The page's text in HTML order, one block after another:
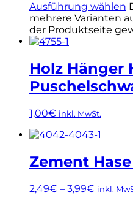
Ausführung wählen
mehrere Varianten
der Produktseite
Holz Hänger
1,00€ inkl. MwSt.
Zement
2,49€ – 3,99€ inkl.